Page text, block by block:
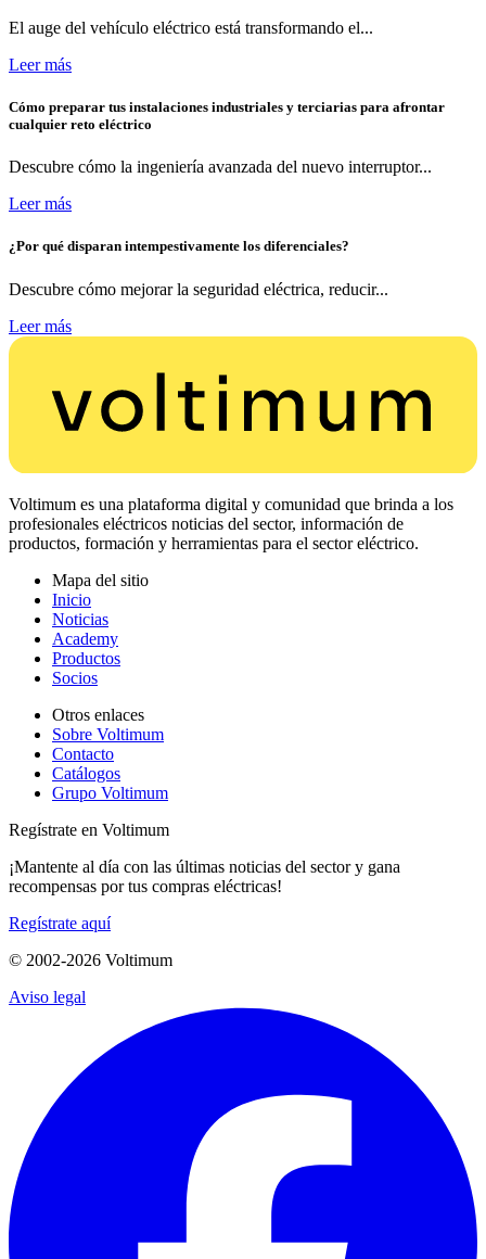
El auge del vehículo eléctrico está transformando el...
Leer más
Cómo preparar tus instalaciones industriales y terciarias para afrontar
cualquier reto eléctrico
Descubre cómo la ingeniería avanzada del nuevo interruptor...
Leer más
¿Por qué disparan intempestivamente los diferenciales?
Descubre cómo mejorar la seguridad eléctrica, reducir...
Leer más
Voltimum es una plataforma digital y comunidad que brinda a los
profesionales eléctricos noticias del sector, información de
productos, formación y herramientas para el sector eléctrico.
Mapa del sitio
Inicio
Noticias
Academy
Productos
Socios
Otros enlaces
Sobre Voltimum
Contacto
Catálogos
Grupo Voltimum
Regístrate en Voltimum
¡Mantente al día con las últimas noticias del sector y gana
recompensas por tus compras eléctricas!
Regístrate aquí
© 2002-2026 Voltimum
Aviso legal